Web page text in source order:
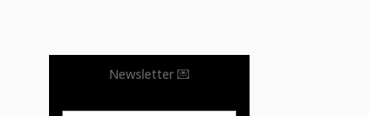
Newsletter 💌